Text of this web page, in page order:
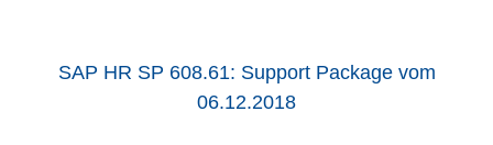
SAP HR SP 608.61: Support Package vom
06.12.2018